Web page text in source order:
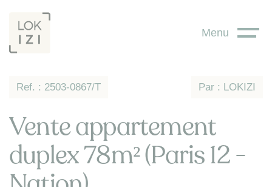
Menu
Ref. : 2503-0867/T Par : LOKIZI
Vente appartement
duplex 78m² (Paris 12 -